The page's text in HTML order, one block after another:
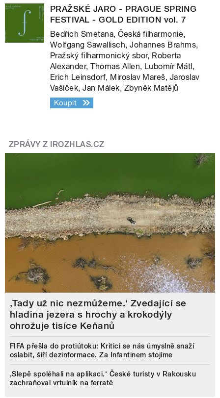
PRAŽSKÉ JARO - PRAGUE SPRING
FESTIVAL - GOLD EDITION vol. 7
Bedřich Smetana, Česká filharmonie,
Wolfgang Sawallisch, Johannes Brahms,
Pražský filharmonický sbor, Roberta
Alexander, Thomas Allen, Lubomír Mátl,
Erich Leinsdorf, Miroslav Mareš, Jaroslav
Vašíček, Jan Málek, Zbyněk Matějů
Koupit
ZPRÁVY Z IROZHLAS.CZ
‚Tady už nic nezmůžeme.‘ Zvedající se
hladina jezera s hrochy a krokodýly
ohrožuje tisíce Keňanů
FIFA přešla do protiútoku: Kritici se nás úmyslně snaží
oslabit, šíří dezinformace. Za Infantinem stojíme
‚Slepě spoléhali na aplikaci.‘ České turisty v Rakousku
zachraňoval vrtulník na ferratě